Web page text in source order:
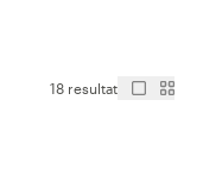
18 resultat